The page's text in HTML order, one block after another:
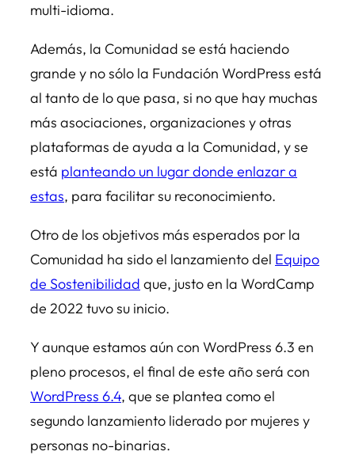
multi-idioma.
Además, la Comunidad se está haciendo
grande y no sólo la Fundación WordPress está
al tanto de lo que pasa, si no que hay muchas
más asociaciones, organizaciones y otras
plataformas de ayuda a la Comunidad, y se
está planteando un lugar donde enlazar a
estas, para facilitar su reconocimiento.
Otro de los objetivos más esperados por la
Comunidad ha sido el lanzamiento del Equipo
de Sostenibilidad que, justo en la WordCamp
de 2022 tuvo su inicio.
Y aunque estamos aún con WordPress 6.3 en
pleno procesos, el final de este año será con
WordPress 6.4, que se plantea como el
segundo lanzamiento liderado por mujeres y
personas no-binarias.